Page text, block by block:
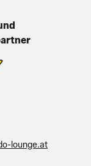
lounge.at